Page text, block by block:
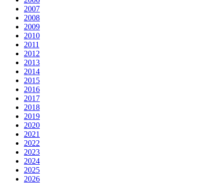
2007
2008
2009
2010
2011
2012
2013
2014
2015
2016
2017
2018
2019
2020
2021
2022
2023
2024
2025
2026